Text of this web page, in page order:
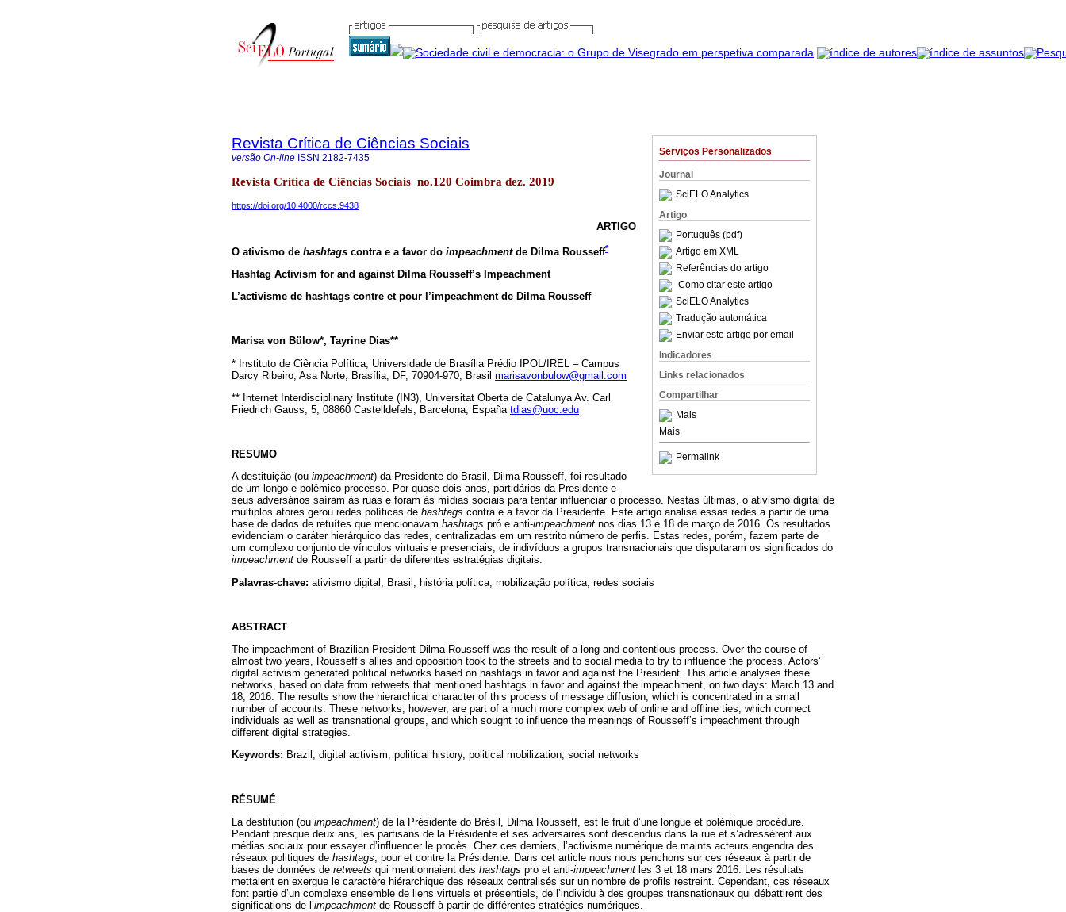
Serviços Personalizados
Journal
SciELO Analytics
Artigo
Português (pdf)
Artigo em XML
Referências do artigo
Como citar este artigo
SciELO Analytics
Tradução automática
Enviar este artigo por email
Indicadores
Links relacionados
Compartilhar
Mais
Mais
Permalink
Revista Crítica de Ciências Sociais
versão On-line ISSN 2182-7435
Revista Crítica de Ciências Sociais no.120 Coimbra dez. 2019
https://doi.org/10.4000/rccs.9438
ARTIGO
O ativismo de hashtags contra e a favor do impeachmentde Dilma Rousseff*
Hashtag Activism for and against Dilma Rousseff’s Impeachment
L’activisme de hashtags contre et pour l’impeachment de Dilma Rousseff
Marisa von Bülow*, Tayrine Dias**
* Instituto de Ciência Política, Universidade de Brasília Prédio IPOL/IREL – Campus
Darcy Ribeiro, Asa Norte, Brasília, DF, 70904-970, Brasil marisavonbulow@gmail.com
** Internet Interdisciplinary Institute (IN3), Universitat Oberta de Catalunya Av. Carl
Friedrich Gauss, 5, 08860 Castelldefels, Barcelona, España tdias@uoc.edu
RESUMO
A destituição (ou impeachment) da Presidente do Brasil, Dilma Rousseff, foi resultado
de um longo e polêmico processo. Por quase dois anos, partidários da Presidente e
seus adversários saíram às ruas e foram às mídias sociais para tentar influenciar o processo. Nestas últimas, o ativismo digital de
múltiplos atores gerou redes políticas de hashtags contra e a favor da Presidente. Este artigo analisa essas redes a partir de uma
base de dados de retuítes que mencionavam hashtags pró e anti-impeachment nos dias 13 e 18 de março de 2016. Os resultados
evidenciam o caráter hierárquico das redes, centralizadas em um restrito número de perfis. Estas redes, porém, fazem parte de
um complexo conjunto de vínculos virtuais e presenciais, de indivíduos a grupos transnacionais que disputaram os significados do
impeachment de Rousseff a partir de diferentes estratégias digitais.
Palavras-chave: ativismo digital, Brasil, história política, mobilização política, redes sociais
ABSTRACT
The impeachment of Brazilian President Dilma Rousseff was the result of a long and contentious process. Over the course of
almost two years, Rousseff’s allies and opposition took to the streets and to social media to try to influence the process. Actors’
digital activism generated political networks based on hashtags in favor and against the President. This article analyses these
networks, based on data from retweets that mentioned hashtags in favor and against the impeachment, on two days: March 13 and
18, 2016. The results show the hierarchical character of this process of message diffusion, which is concentrated in a small
number of accounts. These networks, however, are part of a much more complex web of online and offline ties, which connect
individuals as well as transnational groups, and which sought to influence the meanings of Rousseff’s impeachment through
different digital strategies.
Keywords: Brazil, digital activism, political history, political mobilization, social networks
RÉSUMÉ
La destitution (ou impeachment) de la Présidente do Brésil, Dilma Rousseff, est le fruit d’une longue et polémique procédure.
Pendant presque deux ans, les partisans de la Présidente et ses adversaires sont descendus dans la rue et s’adressèrent aux
médias sociaux pour essayer d’influencer le procès. Chez ces derniers, l’activisme numérique de maints acteurs engendra des
réseaux politiques de hashtags , pour et contre la Présidente. Dans cet article nous nous penchons sur ces réseaux à partir de
bases de données de retweets qui mentionnaient des hashtags pro et anti-impeachment les 3 et 18 mars 2016. Les résultats
mettaient en exergue le caractère hiérarchique des réseaux centralisés sur un nombre de profils restreint. Cependant, ces réseaux
font partie d’un complexe ensemble de liens virtuels et présentiels, de l’individu à des groupes transnationaux qui débattirent des
significations de l’impeachment de Rousseff à partir de différentes stratégies numériques.